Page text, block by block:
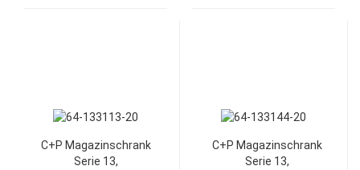
C+P Magazinschrank
Serie 13,
C+P Magazinschrank
Serie 13,